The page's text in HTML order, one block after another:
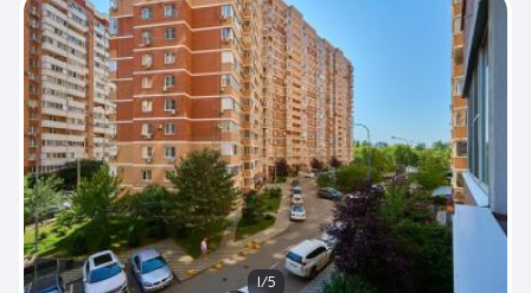
1/5